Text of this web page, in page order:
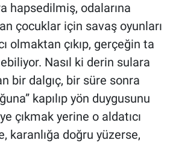
hapsedilmiş, odalarına
çocuklar için savaş oyunları
olmaktan çıkıp, gerçeğin ta
Nasıl ki derin sulara
bir dalgıç, bir süre sonra
kapılıp yön duygusunu
çıkmak yerine o aldatıcı
karanlığa doğru yüzerse,